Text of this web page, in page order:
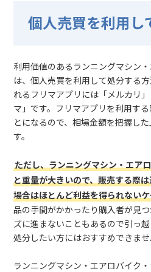
個人売買を利用し
利用価値のあるランニングマシン
は、個人売買を利用して処分する
れるフリマアプリには「メルカリ
マ」です。フリマアプリを利用す
とになるので、相場金額を把握し
す。
ただし、ランニングマシン・エア
と重量が大きいので、販売する際
場合はほとんど利益を得られない
品の手間がかかったり購入者が見
ズに進まないこともあるので引っ
処分したい方にはおすすめできませ
ランニングマシン・エアロバイク